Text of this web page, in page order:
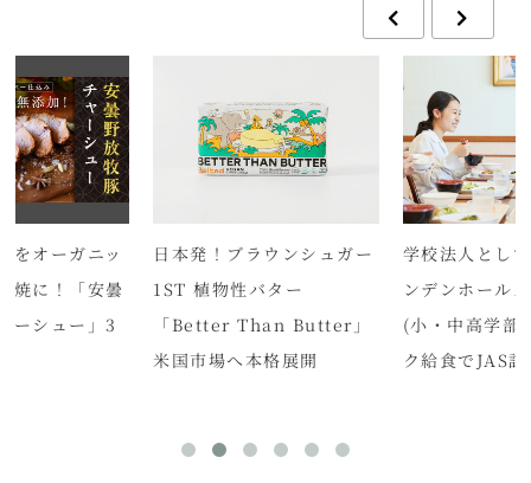
をオーガニッ
焼に！「安曇
ーシュー」3
日本発！ブラウンシュガー
1ST 植物性バター
「Better Than Butter」
米国市場へ本格展開
学校法人とし
ンデンホール
(小・中高学部
ク給食でJAS